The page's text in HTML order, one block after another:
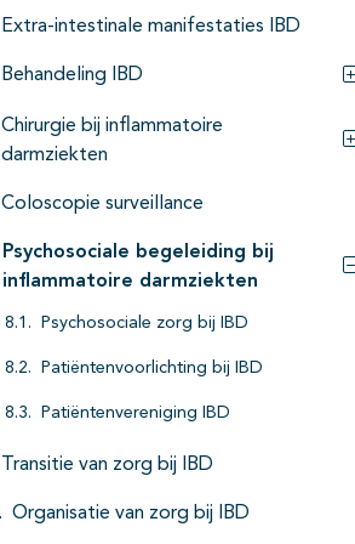
Extra-intestinale manifestaties IBD
Behandeling IBD
Chirurgie bij inflammatoire
darmziekten
Coloscopie surveillance
Psychosociale begeleiding bij
inflammatoire darmziekten
Psychosociale zorg bij IBD
Patiëntenvoorlichting bij IBD
Patiëntenvereniging IBD
Transitie van zorg bij IBD
Organisatie van zorg bij IBD